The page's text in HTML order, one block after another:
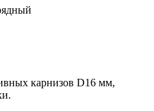
карнизов D16 мм,